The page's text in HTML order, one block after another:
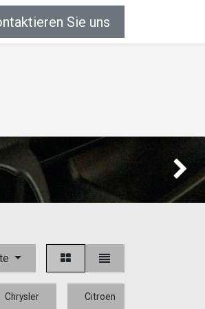
Sie uns
Weiter
Chrysler Citroen